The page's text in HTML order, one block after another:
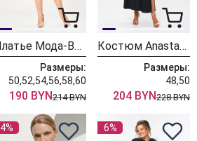
Платье Мода-Версаль 2383 индиго
Размеры:
50,52,54,56,58,60
190 BYN214 BYN
Костюм Anastasia 1400 черный+розовое золото
Размеры:
48,50
204 BYN228 BYN
4% 6%